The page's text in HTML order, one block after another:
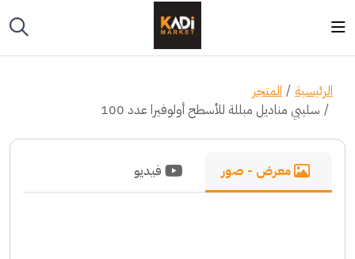
الرئيسية
المتجر
سليبي مناديل مبللة للأسطح أولوفيرا عدد 100
معرض - صور فيديو